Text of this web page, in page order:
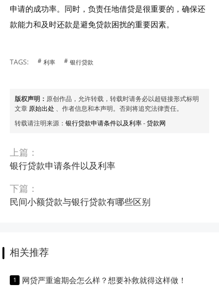
申请的成功率。同时，负责任地借贷是很重要的，确保还
款能力和及时还款是避免贷款困扰的重要因素。
TAGS: 利率 银行贷款
版权声明： 原创作品，允许转载，转载时请务必以超链接形式标明
文章 原始出处 、作者信息和本声明。否则将追究法律责任。
转载请注明来源： 银行贷款申请条件以及利率-贷款网
上篇：
银行贷款申请条件以及利率
下篇：
民间小额贷款与银行贷款有哪些区别
相关推荐
网贷严重逾期会怎么样？想要补救就得这样做！